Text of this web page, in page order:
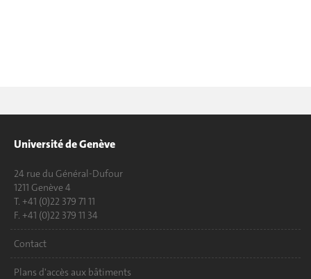
Université de Genève
24 rue du Général-Dufour
1211 Genève 4
T. +41 (0)22 379 71 11
F. +41 (0)22 379 11 34
Contact
Plans d'accès aux bâtiments